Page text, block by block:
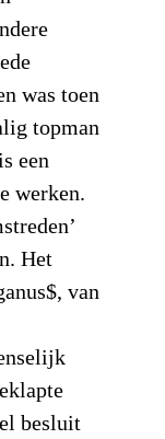
was toen
topman
een
werken.
Het
van
besluit